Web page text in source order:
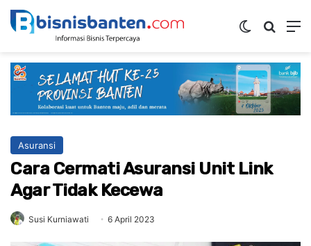
Switch skin
Asuransi
Cara Cermati Asuransi Unit Link
Agar Tidak Kecewa
Susi Kurniawati 6 April 2023